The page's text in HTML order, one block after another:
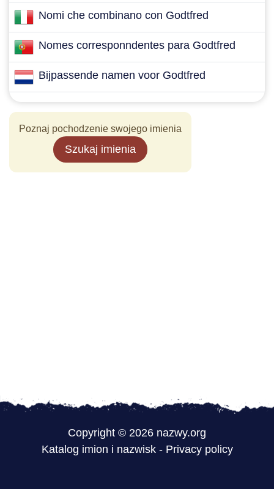
Nomi che combinano con Godtfred
Nomes corresponndentes para Godtfred
Bijpassende namen voor Godtfred
Poznaj pochodzenie swojego imienia
Szukaj imienia
Copyright © 2026 nazwy.org
Katalog imion i nazwisk- Privacy policy